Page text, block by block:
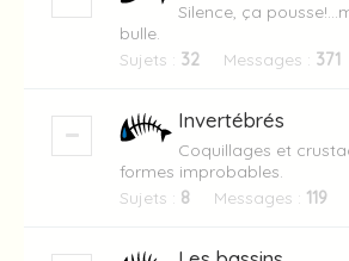
Silence, ça
bulle.
Sujets : 32 Messages : 371
Invertébrés
Coquillages et
formes improbables.
Sujets : 8 Messages : 119